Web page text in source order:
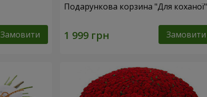
Замовити
Подарункова корзина "Для коханої"
Замовити